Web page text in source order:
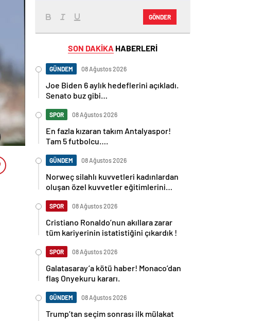
GÖNDER
SON DAKİKA HABERLERİ
GÜNDEM 08 Ağustos 2026
Joe Biden 6 aylık hedeflerini açıkladı.
Senato buz gibi…
SPOR 08 Ağustos 2026
En fazla kızaran takım Antalyaspor!
Tam 5 futbolcu….
GÜNDEM 08 Ağustos 2026
Norweç silahlı kuvvetleri kadınlardan
oluşan özel kuvvetler eğitimlerini
SPOR 08 Ağustos 2026
Cristiano Ronaldo’nun akıllara zarar
tüm kariyerinin istatistiğini çıkardık !
SPOR 08 Ağustos 2026
Galatasaray’a kötü haber! Monaco’dan
flaş Onyekuru kararı.
GÜNDEM 08 Ağustos 2026
Trump’tan seçim sonrası ilk mülakat